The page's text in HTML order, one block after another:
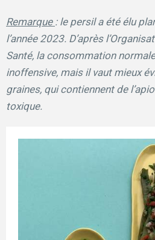
Remarque : le persil a été élu
l’année 2023. D’après
Santé, la consommation
inoffensive, mais il vaut mieux
graines, qui contiennent de
toxique.